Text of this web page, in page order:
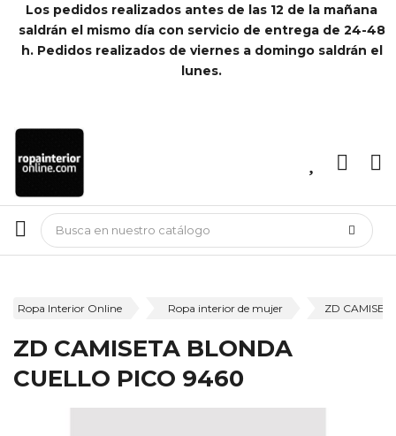
Los pedidos realizados antes de las 12 de la mañana
saldrán el mismo día con servicio de entrega de 24-48
h. Pedidos realizados de viernes a domingo saldrán el
lunes.
Ropa Interior Online Ropa interior de mujer ZD
ZD CAMISETA BLONDA
CUELLO PICO 9460